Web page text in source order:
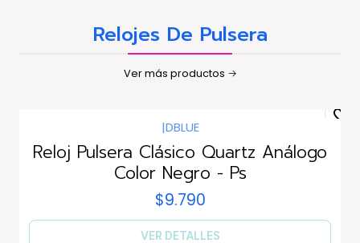
Relojes De Pulsera
Ver más productos
|DBLUE
Reloj Pulsera Clásico Quartz Análogo
Color Negro - Ps
$9.790
VER DETALLES